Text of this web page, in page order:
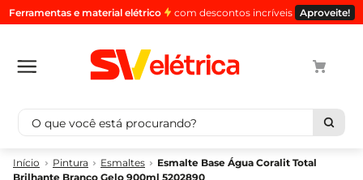
Ferramentas e material elétrico com descontos incríveis Aproveite!
O que você está procurando?
Pintura Esmaltes
Esmalte Base Água Coralit Total
Brilhante Branco Gelo 900ml 5202890
Termos mais buscados